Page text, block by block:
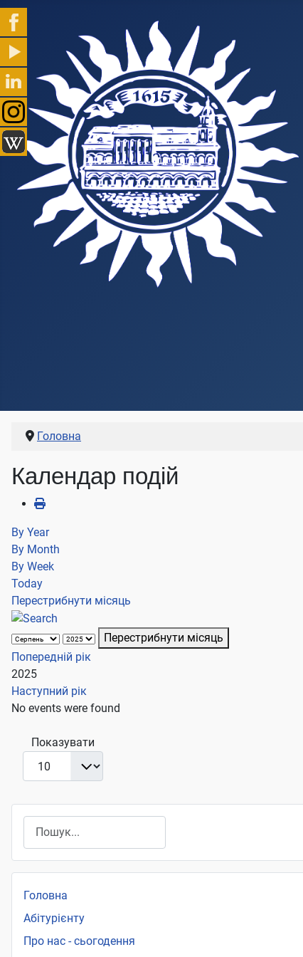
Головна
Календар подій
By Year
By Month
By Week
Today
Перестрибнути місяць
Перестрибнути місяць
Попередній рік
2025
Наступний рік
No events were found
Показувати
Головна
Абітурієнту
Про нас - сьогодення